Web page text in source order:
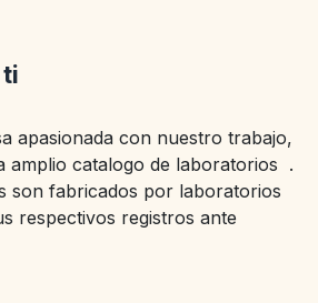
ti
apasionada con nuestro trabajo,
amplio catalogo de laboratorios .
son fabricados por laboratorios
respectivos registros ante